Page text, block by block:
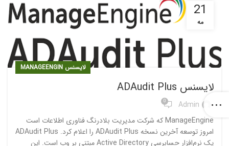
21
مه
لایسنس MANAGEENGIN
لایسنس ADAudit Plus
Admin
0
ManageEngine که شرکت مدیریت بلادرنگ فناوری اطلاعات است
امروز توسعه آخرین نسخه ADAudit Plus را اعلام کرد. ADAudit Plus
یک نرم‌افزار حسابرسی Active Directory مبتنی بر وب است. این